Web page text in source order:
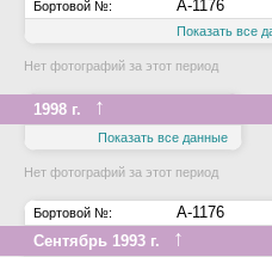
Бортовой №: А-1176
Показать все
Нет фотографий за этот период
1998 г. ↑
Показать все данные
Нет фотографий за этот период
Бортовой №:
А-1176
Сентябрь 1993 г. ↑